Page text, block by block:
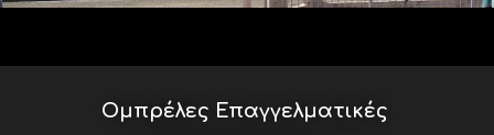
Ομπρέλες Επαγγελματικές